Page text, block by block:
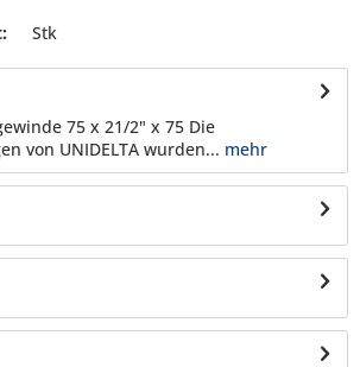
Stk
75 x 21/2" x 75 Die
von UNIDELTA wurden... mehr